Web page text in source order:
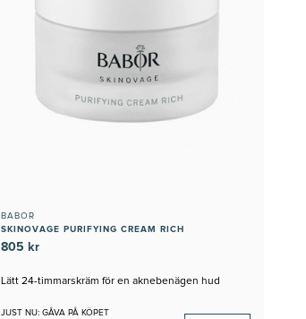
BABOR
SKINOVAGE PURIFYING CREAM RICH
805 kr
Lätt 24-timmarskräm för en aknebenägen hud
JUST NU: GÅVA PÅ KÖPET